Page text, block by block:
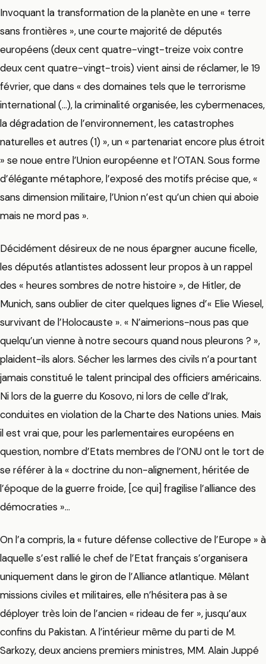
Invoquant la transformation de la planète en une « terre
sans frontières », une courte majorité de députés
européens (deux cent quatre-vingt-treize voix contre
deux cent quatre-vingt-trois) vient ainsi de réclamer, le 19
février, que dans « des domaines tels que le terrorisme
international (…), la criminalité organisée, les cybermenaces,
la dégradation de l’environnement, les catastrophes
naturelles et autres (1) », un « partenariat encore plus étroit
» se noue entre l’Union européenne et l’OTAN. Sous forme
d’élégante métaphore, l’exposé des motifs précise que, «
sans dimension militaire, l’Union n’est qu’un chien qui aboie
mais ne mord pas ».
Décidément désireux de ne nous épargner aucune ficelle,
les députés atlantistes adossent leur propos à un rappel
des « heures sombres de notre histoire », de Hitler, de
Munich, sans oublier de citer quelques lignes d’« Elie Wiesel,
survivant de l’Holocauste ». « N’aimerions-nous pas que
quelqu’un vienne à notre secours quand nous pleurons ? »,
plaident-ils alors. Sécher les larmes des civils n’a pourtant
jamais constitué le talent principal des officiers américains.
Ni lors de la guerre du Kosovo, ni lors de celle d’Irak,
conduites en violation de la Charte des Nations unies. Mais
il est vrai que, pour les parlementaires européens en
question, nombre d’Etats membres de l’ONU ont le tort de
se référer à la « doctrine du non-alignement, héritée de
l’époque de la guerre froide, [ce qui] fragilise l’alliance des
démocraties »…
On l’a compris, la « future défense collective de l’Europe » à
laquelle s’est rallié le chef de l’Etat français s’organisera
uniquement dans le giron de l’Alliance atlantique. Mêlant
missions civiles et militaires, elle n’hésitera pas à se
déployer très loin de l’ancien « rideau de fer », jusqu’aux
confins du Pakistan. A l’intérieur même du parti de M.
Sarkozy, deux anciens premiers ministres, MM. Alain Juppé